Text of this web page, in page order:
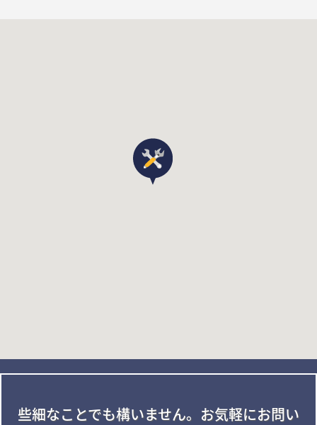
些細なことでも構いません。 お気軽にお問い